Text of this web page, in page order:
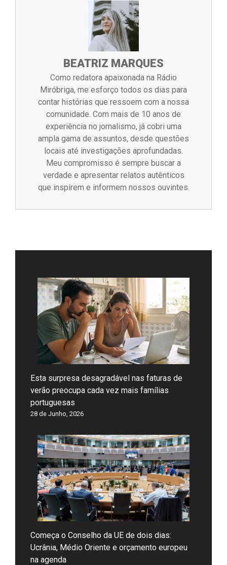
BEATRIZ MARQUES
Como redatora apaixonada na Rádio
Miróbriga, me esforço todos os dias para
contar histórias que ressoem com a nossa
comunidade. Com mais de 10 anos de
experiência no jornalismo, já cobri uma
ampla gama de assuntos, desde questões
locais até investigações aprofundadas.
Meu compromisso é sempre buscar a
verdade e apresentar relatos autênticos
que inspirem e informem nossos ouvintes.
Esta surpresa desagradável nas faturas de
verão preocupa cada vez mais famílias
portuguesas
28 de Junho, 2026
Começa o Conselho da UE de dois dias:
Ucrânia, Médio Oriente e orçamento europeu
na agenda